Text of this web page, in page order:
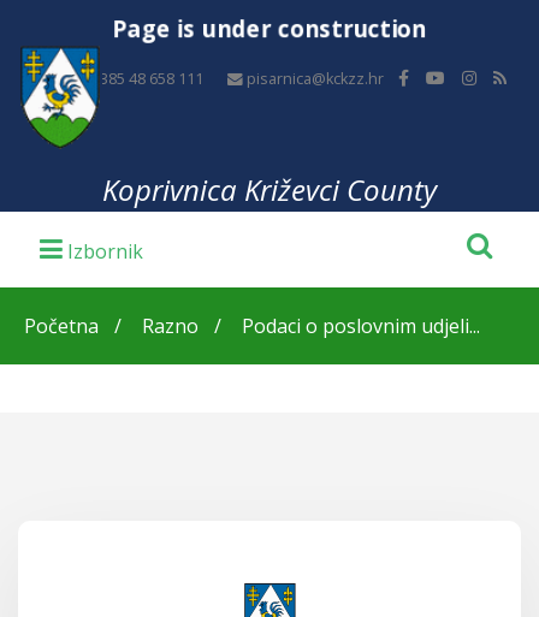
Page is under construction
+385 48 658 111 pisarnica@kckzz.hr
Koprivnica Križevci County
Početna Razno Podaci o poslovnim udjeli...